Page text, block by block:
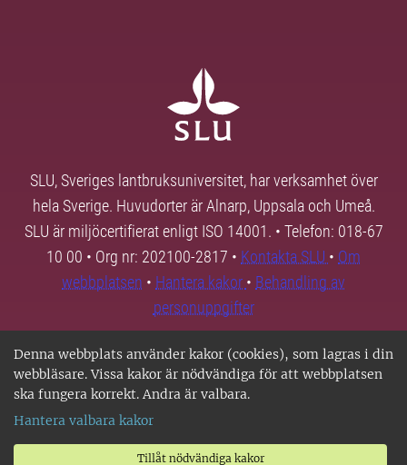
Denna webbplats använder kakor (cookies), som lagras i din
webbläsare. Vissa kakor är nödvändiga för att webbplatsen
ska fungera korrekt. Andra är valbara.
Hantera valbara kakor
Tillåt nödvändiga kakor
SLU, Sveriges lantbruksuniversitet, har verksamhet över
hela Sverige. Huvudorter är Alnarp, Uppsala och Umeå.
SLU är miljöcertifierat enligt ISO 14001. • Telefon: 018-67
10 00 • Org nr: 202100-2817 • Kontakta SLU • Om
webbplatsen • Hantera kakor • Behandling av
personuppgifter